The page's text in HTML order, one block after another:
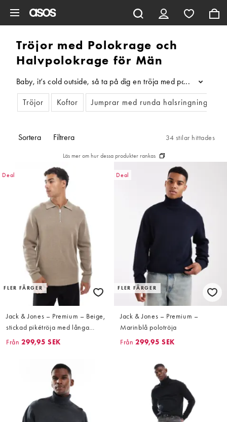
Tröjor med Polokrage och
Halvpolokrage för Män
Baby, it’s cold outside, så ta på dig en tröja med polokrage
...
Tröjor
Koftor Jumprar med runda halsringningar
Sortera Filtrera 34 stilar hittades
Läs mer om hur dessa produkter rankas
Deal
FLER FÄRGER
Jack & Jones – Premium – Beige,
stickad pikétröja med långa
ärmar och kort dragkedja
Från 299,95 SEK
Deal
FLER FÄRGER
Jack & Jones – Premium –
Marinblå polotröja
Från 299,95 SEK